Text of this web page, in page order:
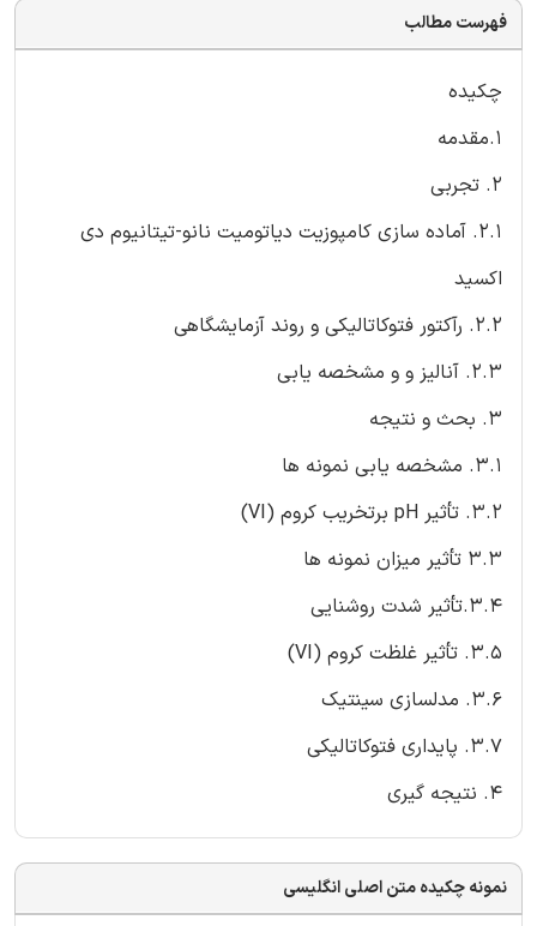
فهرست مطالب
چکیده
1.مقدمه
2. تجربی
2.1. آماده سازی کامپوزیت دیاتومیت نانو-تیتانیوم دی
اکسید
2.2. رآکتور فتوکاتالیکی و روند آزمایشگاهی
2.3. آنالیز و و مشخصه یابی
3. بحث و نتیجه
3.1. مشخصه یابی نمونه ها
3.2. تأثیر pH برتخریب کروم (VI)
3.3 تأثیر میزان نمونه ها
3.4.تأثیر شدت روشنایی
3.5. تأثیر غلظت کروم (VI)
3.6. مدلسازی سینتیک
3.7. پایداری فتوکاتالیکی
4. نتیجه گیری
نمونه چکیده متن اصلی انگلیسی